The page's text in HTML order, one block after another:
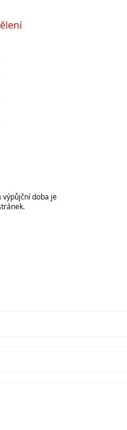
doba je